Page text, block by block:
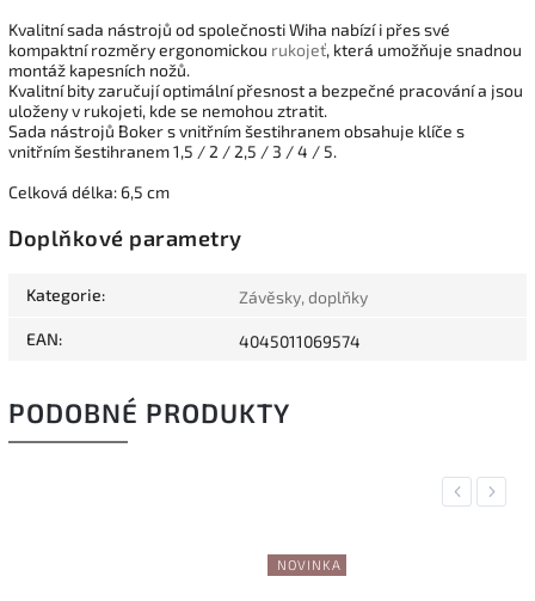
Kvalitní sada nástrojů od společnosti Wiha nabízí i přes své
kompaktní rozměry ergonomickou rukojeť, která umožňuje snadnou
montáž kapesních nožů.
Kvalitní bity zaručují optimální přesnost a bezpečné pracování a jsou
uloženy v rukojeti, kde se nemohou ztratit.
Sada nástrojů Boker s vnitřním šestihranem obsahuje klíče s
vnitřním šestihranem 1,5 / 2 / 2,5 / 3 / 4 / 5.
Celková délka: 6,5 cm
Doplňkové parametry
Kategorie: Závěsky, doplňky
EAN: 4045011069574
PODOBNÉ PRODUKTY
Previous
NOVINKA
Next